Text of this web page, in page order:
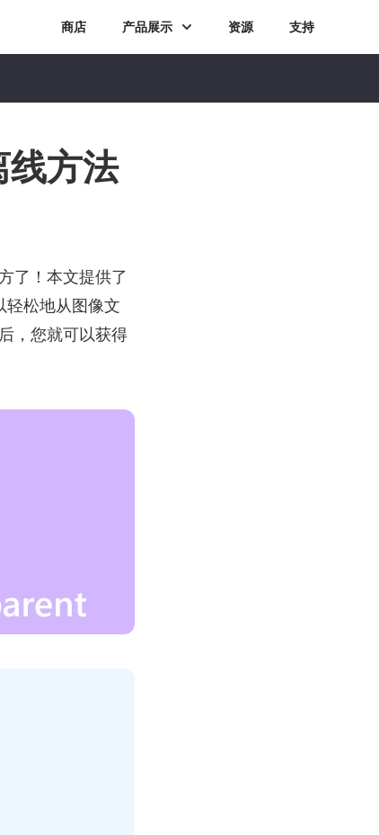
商店 产品展示 资源 支持
线方法
了！本文提供了
轻松地从图像文
，您就可以获得